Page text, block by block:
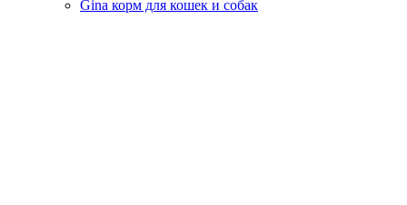
Gina корм для кошек и собак